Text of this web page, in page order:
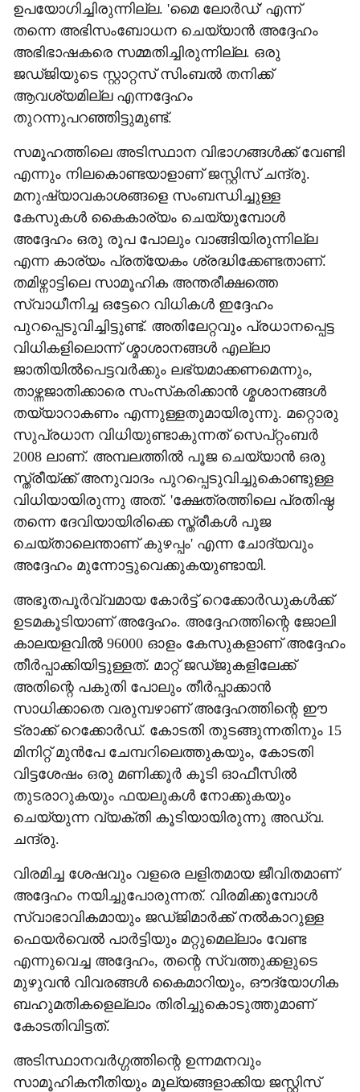
ഉപയോഗിച്ചിരുന്നില്ല. 'മൈ ലോര്‍ഡ്' എന്ന്
തന്നെ അഭിസംബോധന ചെയ്യാന്‍ അദ്ദേഹം
അഭിഭാഷകരെ സമ്മതിച്ചിരുന്നില്ല. ഒരു
ജഡ്ജിയുടെ സ്റ്റാറ്റസ് സിംബല്‍ തനിക്ക്
ആവശ്യമില്ല എന്നദ്ദേഹം
തുറന്നുപറഞ്ഞിട്ടുമുണ്ട്.
സമൂഹത്തിലെ അടിസ്ഥാന വിഭാഗങ്ങള്‍ക്ക് വേണ്ടി
എന്നും നിലകൊണ്ടയാളാണ് ജസ്റ്റിസ് ചന്ദ്രു.
മനുഷ്യാവകാശങ്ങളെ സംബന്ധിച്ചുള്ള
കേസുകള്‍ കൈകാര്യം ചെയ്യുമ്പോള്‍
അദ്ദേഹം ഒരു രൂപ പോലും വാങ്ങിയിരുന്നില്ല
എന്ന കാര്യം പ്രത്യേകം ശ്രദ്ധിക്കേണ്ടതാണ്.
തമിഴ്നാട്ടിലെ സാമൂഹിക അന്തരീക്ഷത്തെ
സ്വാധീനിച്ച ഒട്ടേറെ വിധികള്‍ ഇദ്ദേഹം
പുറപ്പെടുവിച്ചിട്ടുണ്ട്. അതിലേറ്റവും പ്രധാനപ്പെട്ട
വിധികളിലൊന്ന് ശ്മാശാനങ്ങള്‍ എല്ലാ
ജാതിയില്‍പെട്ടവര്‍ക്കും ലഭ്യമാക്കണമെന്നും,
താഴ്ന്നജാതിക്കാരെ സംസ്‌കരിക്കാന്‍ ശ്മശാനങ്ങള്‍
തയ്യാറാകണം എന്നുള്ളതുമായിരുന്നു. മറ്റൊരു
സുപ്രധാന വിധിയുണ്ടാകുന്നത് സെപ്റ്റംബര്‍
2008 ലാണ്. അമ്പലത്തില്‍ പൂജ ചെയ്യാന്‍ ഒരു
സ്ത്രീയ്ക്ക് അനുവാദം പുറപ്പെടുവിച്ചുകൊണ്ടുള്ള
വിധിയായിരുന്നു അത്. 'ക്ഷേത്രത്തിലെ പ്രതിഷ്ഠ
തന്നെ ദേവിയായിരിക്കെ സ്ത്രീകള്‍ പൂജ
ചെയ്താലെന്താണ് കുഴപ്പം' എന്ന ചോദ്യവും
അദ്ദേഹം മുന്നോട്ടുവെക്കുകയുണ്ടായി.
അഭൂതപൂര്‍വ്വമായ കോര്‍ട്ട് റെക്കോര്‍ഡുകള്‍ക്ക്
ഉടമകൂടിയാണ് അദ്ദേഹം. അദ്ദേഹത്തിന്റെ ജോലി
കാലയളവില്‍ 96000 ഓളം കേസുകളാണ് അദ്ദേഹം
തീര്‍പ്പാക്കിയിട്ടുള്ളത്. മാറ്റ് ജഡ്ജുകളിലേക്ക്
അതിന്റെ പകുതി പോലും തീര്‍പ്പാക്കാന്‍
സാധിക്കാതെ വരുമ്പഴാണ് അദ്ദേഹത്തിന്റെ ഈ
ട്രാക്ക് റെക്കോര്‍ഡ്. കോടതി തുടങ്ങുന്നതിനും 15
മിനിറ്റ് മുന്‍പേ ചേമ്പറിലെത്തുകയും, കോടതി
വിട്ടശേഷം ഒരു മണിക്കൂര്‍ കൂടി ഓഫീസില്‍
തുടരാറുകയും ഫയലുകള്‍ നോക്കുകയും
ചെയ്യുന്ന വ്യക്തി കൂടിയായിരുന്നു അഡ്വ.
ചന്ദ്രു.
വിരമിച്ച ശേഷവും വളരെ ലളിതമായ ജീവിതമാണ്
അദ്ദേഹം നയിച്ചുപോരുന്നത്. വിരമിക്കുമ്പോള്‍
സ്വാഭാവികമായും ജഡ്ജിമാര്‍ക്ക് നല്‍കാറുള്ള
ഫെയര്‍വെല്‍ പാര്‍ട്ടിയും മറ്റുമെല്ലാം വേണ്ട
എന്നുവെച്ച അദ്ദേഹം, തന്റെ സ്വത്തുക്കളുടെ
മുഴുവന്‍ വിവരങ്ങൾ കൈമാറിയും, ഔദ്യോഗിക
ബഹുമതികളെല്ലാം തിരിച്ചുകൊടുത്തുമാണ്
കോടതിവിട്ടത്.
അടിസ്ഥാനവര്‍ഗ്ഗത്തിന്റെ ഉന്നമനവും
സാമൂഹികനീതിയും മൂല്യങ്ങളാക്കിയ ജസ്റ്റിസ്